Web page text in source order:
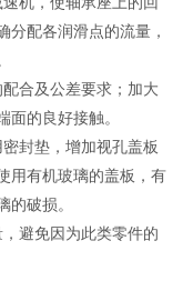
分配各润滑点的流量，
合及公差要求；加大
面的良好接触。
封垫，增加视孔盖板
用有机玻璃的盖板，有
的破损。
避免因为此类零件的